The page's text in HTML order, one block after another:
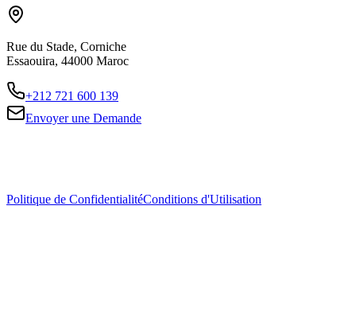
Rue du Stade, Corniche
Essaouira, 44000 Maroc
+212 721 600 139
Envoyer une Demande
Politique de ConfidentialitéConditions d'Utilisation